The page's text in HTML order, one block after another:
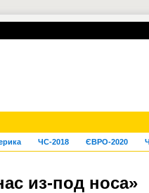
ЧС-2018 ЄВРО-2020
из-под носа»